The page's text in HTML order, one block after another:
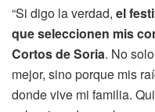
“Si digo la verdad, el
que seleccionen mis
Cortos de Soria. No
mejor, sino porque mis
donde vive mi familia.